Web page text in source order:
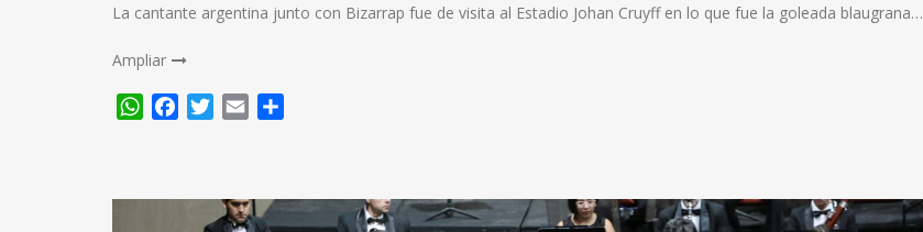
La cantante argentina junto con Bizarrap fue de visita al Estadio Johan Cruyff en lo que fue la goleada blaugrana…
Ampliar
WhatsApp
FacebookTwitter
Email